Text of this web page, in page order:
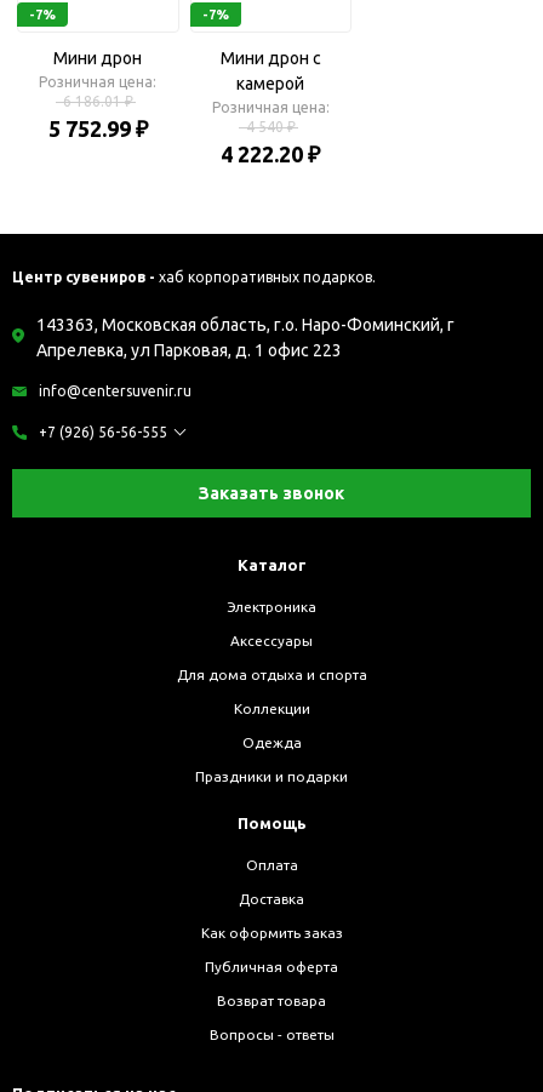
-7%
Мини дрон
Розничная цена:
6 186.01 ₽
5 752.99 ₽
-7%
Мини дрон с
камерой
Розничная цена:
4 540 ₽
4 222.20 ₽
Центр сувениров - хаб корпоративных подарков.
143363, Московская область, г.о. Наро-Фоминский, г
Апрелевка, ул Парковая, д. 1 офис 223
info@centersuvenir.ru
+7 (926) 56-56-555
Заказать звонок
Каталог
Электроника
Аксессуары
Для дома отдыха и спорта
Коллекции
Одежда
Праздники и подарки
Помощь
Оплата
Доставка
Как оформить заказ
Публичная оферта
Возврат товара
Вопросы - ответы